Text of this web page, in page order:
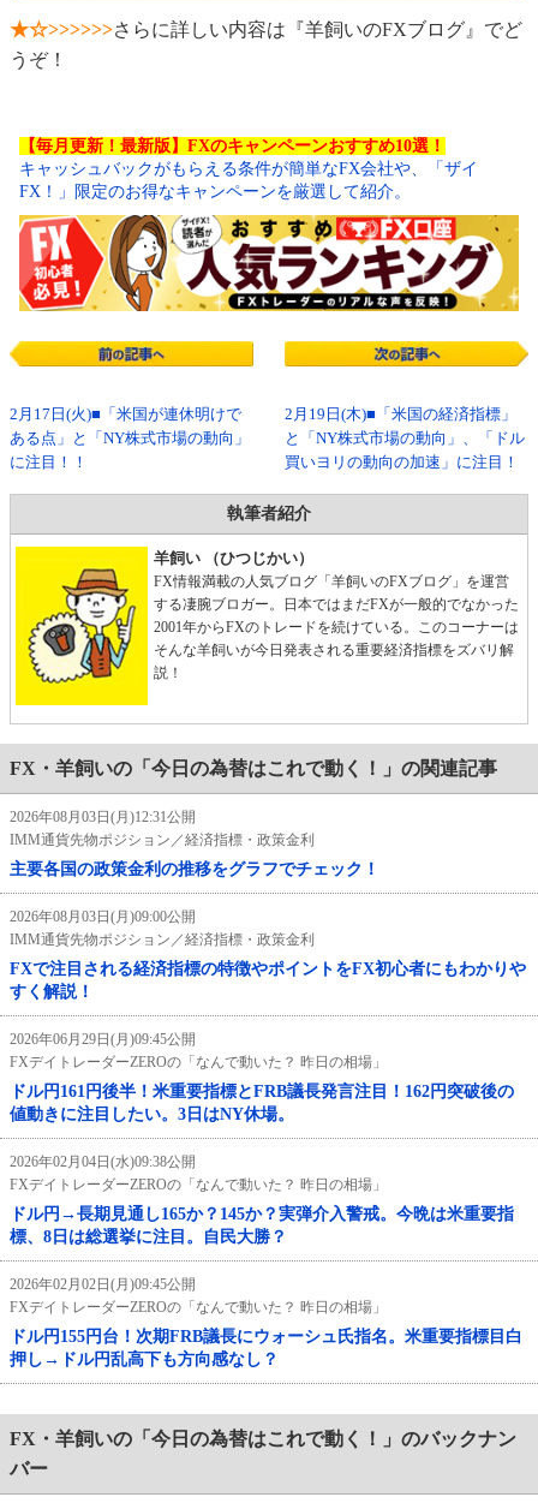
★☆>>>>>>さらに詳しい内容は『羊飼いのFXブログ』でど
うぞ！
【毎月更新！最新版】FXのキャンペーンおすすめ10選！
キャッシュバックがもらえる条件が簡単なFX会社や、「ザイ
FX！」限定のお得なキャンペーンを厳選して紹介。
2月17日(火)■「米国が連休明けで
ある点」と「NY株式市場の動向」
に注目！！
2月19日(木)■「米国の経済指標」
と「NY株式市場の動向」、「ドル
買いヨリの動向の加速」に注目！
執筆者紹介
羊飼い （ひつじかい）
FX情報満載の人気ブログ「羊飼いのFXブログ」を運営
する凄腕ブロガー。日本ではまだFXが一般的でなかった
2001年からFXのトレードを続けている。このコーナーは
そんな羊飼いが今日発表される重要経済指標をズバリ解
説！
FX・羊飼いの「今日の為替はこれで動く！」の関連記事
2026年08月03日(月)12:31公開
IMM通貨先物ポジション／経済指標・政策金利
主要各国の政策金利の推移をグラフでチェック！
2026年08月03日(月)09:00公開
IMM通貨先物ポジション／経済指標・政策金利
FXで注目される経済指標の特徴やポイントをFX初心者にもわかりや
すく解説！
2026年06月29日(月)09:45公開
FXデイトレーダーZEROの「なんで動いた？ 昨日の相場」
ドル円161円後半！米重要指標とFRB議長発言注目！162円突破後の
値動きに注目したい。3日はNY休場。
2026年02月04日(水)09:38公開
FXデイトレーダーZEROの「なんで動いた？ 昨日の相場」
ドル円→長期見通し165か？145か？実弾介入警戒。今晩は米重要指
標、8日は総選挙に注目。自民大勝？
2026年02月02日(月)09:45公開
FXデイトレーダーZEROの「なんで動いた？ 昨日の相場」
ドル円155円台！次期FRB議長にウォーシュ氏指名。米重要指標目白
押し→ドル円乱高下も方向感なし？
FX・羊飼いの「今日の為替はこれで動く！」のバックナン
バー